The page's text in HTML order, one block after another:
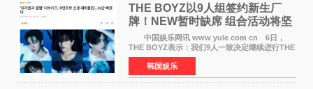
THE BOYZ以9人组签约新生厂
牌！NEW暂时缺席 组合活动将坚
定不移继续
中国娱乐网讯 www yule com cn 6日，
THE BOYZ表示：我们9人一致决定继续进行THE
BOYZ组合活动，并且已经完成了组合团体活动
签约。目前正在新生厂牌下进行活动准备。尚未
离开THE BOYZ原所
韩国娱乐